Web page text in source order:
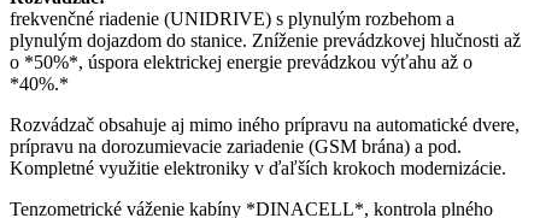
frekvenčné riadenie (UNIDRIVE) s plynulým rozbehom a
plynulým dojazdom do stanice. Zníženie prevádzkovej hlučnosti až
o *50%*, úspora elektrickej energie prevádzkou výťahu až o
*40%.*
Rozvádzač obsahuje aj mimo iného prípravu na automatické dvere,
prípravu na dorozumievacie zariadenie (GSM brána) a pod.
Kompletné využitie elektroniky v ďaľších krokoch modernizácie.
Tenzometrické váženie kabíny *DINACELL*, kontrola plného